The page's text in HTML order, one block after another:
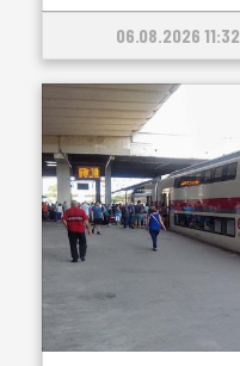
06.08.2026 11:32